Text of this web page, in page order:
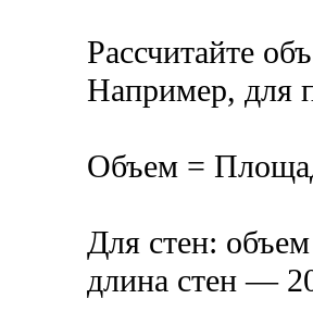
Рассчитайте
Например, для
Объем =
Для стен:
длина стен —